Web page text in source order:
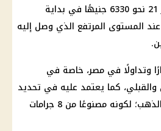
بلغ سعر جرام الذهب عيار 21 نحو 6330 جنيهًا في بداية
عند المستوى المرتفع الذي وصل إليه
انتشارًا وتداولًا في مصر، خاصة في
كما يعتمد عليه في تحديد
القيمة الأساسية للجنيه الذهب؛ لكونه مصنوعًا من 8 جرامات